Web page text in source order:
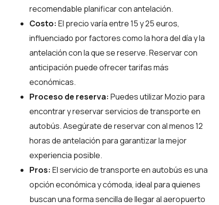
recomendable planificar con antelación.
Costo: El precio varía entre 15 y 25 euros,
influenciado por factores como la hora del día y la
antelación con la que se reserve. Reservar con
anticipación puede ofrecer tarifas más
económicas.
Proceso de reserva: Puedes utilizarMozio para
encontrar y reservar servicios de transporte en
autobús. Asegúrate de reservar con al menos 12
horas de antelación para garantizar la mejor
experiencia posible.
Pros: El servicio de transporte en autobús es una
opción económica y cómoda, ideal para quienes
buscan una forma sencilla de llegar al aeropuerto